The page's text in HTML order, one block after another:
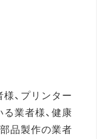
、プリンター
業者様、健康
品製作の業者